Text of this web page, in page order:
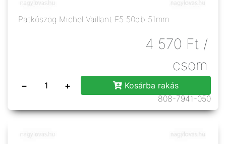
Patkószög Michel Vaillant E5 50db 51mm
4 570 Ft /
csom
− +
Kosárba rakás
808-7941-050